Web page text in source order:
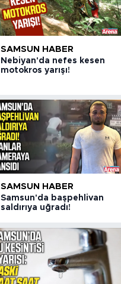
SAMSUN HABER
Nebiyan'da nefes kesen
motokros yarışı!
SAMSUN HABER
Samsun'da başpehlivan
saldırıya uğradı!